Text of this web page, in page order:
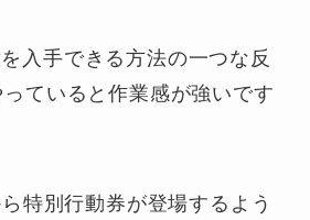
入手できる方法の一つな反
ていると作業感が強いです
特別行動券が登場するよう